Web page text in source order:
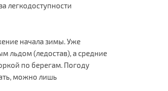
легкодоступности
начала зимы. Уже
льдом (ледостав), а средние
по берегам. Погоду
можно лишь